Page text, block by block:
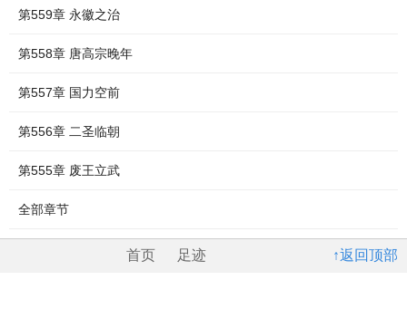
第559章 永徽之治
第558章 唐高宗晚年
第557章 国力空前
第556章 二圣临朝
第555章 废王立武
全部章节
↑返回顶部
首页 足迹